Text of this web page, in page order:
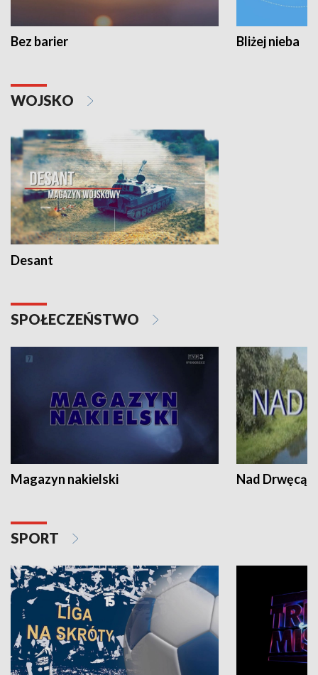
Bez barier Bliżej nieba
WOJSKO
Desant
SPOŁECZEŃSTWO
Magazyn nakielski Nad Drwęcą
SPORT